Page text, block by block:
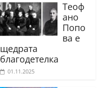
Теоф
ано
Попо
ва е
щедрата
благодетелка
01.11.2025